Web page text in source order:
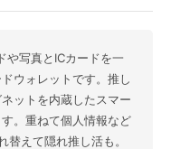
や写真とICカードを一
ウォレットです。推し
ットを内蔵したスマー
。重ねて個人情報など
えて隠れ推し活も。